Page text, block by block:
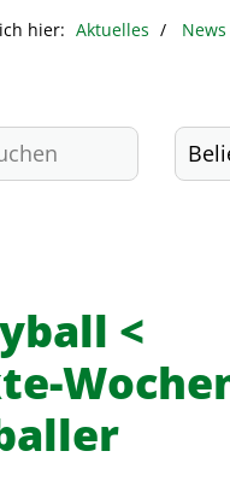
hier: Aktuelles News
<